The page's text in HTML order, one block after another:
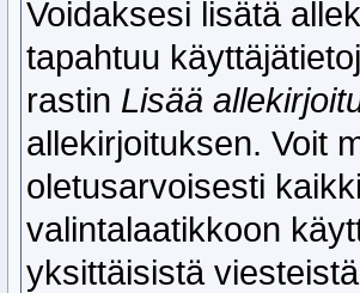
Voidaksesi lisätä
tapahtuu
rastin Lisää
allekirjoituksen. Voit
oletusarvoisesti
valintalaatikkoon
yksittäisistä